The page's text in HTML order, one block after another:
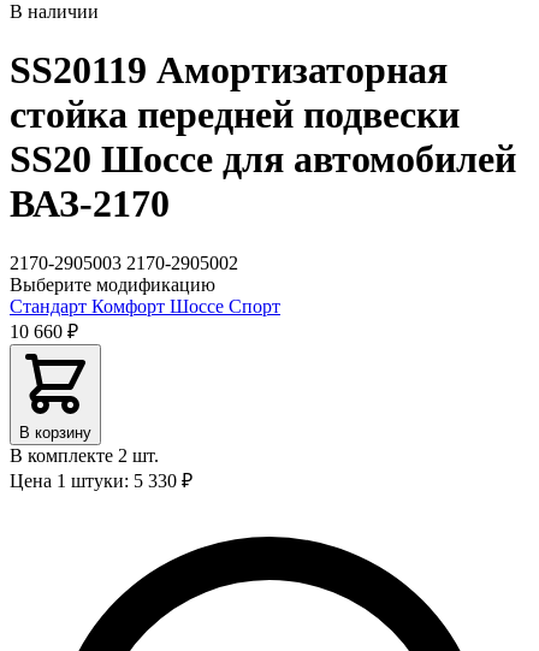
В наличии
SS20119 Амортизаторная
стойка передней подвески
SS20 Шоссе для автомобилей
ВАЗ-2170
2170-2905003 2170-2905002
Выберите модификацию
Стандарт Комфорт Шоссе Спорт
10 660 ₽
В корзину
В комплекте 2 шт.
Цена 1 штуки: 5 330 ₽